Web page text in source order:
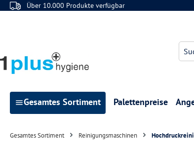
Hauptinhalt springen
Zur Suche springen
Zur Hauptnavigation springen
Über 10.000 Produkte verfügbar
Gesamtes Sortiment Palettenpreise
Gesamtes Sortiment Reinigungsmaschinen